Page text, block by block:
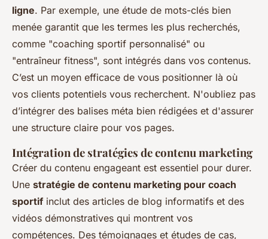
ligne. Par exemple, une étude de mots-clés bien
menée garantit que les termes les plus recherchés,
comme "coaching sportif personnalisé" ou
"entraîneur fitness", sont intégrés dans vos contenus.
C’est un moyen efficace de vous positionner là où
vos clients potentiels vous recherchent. N'oubliez pas
d’intégrer des balises méta bien rédigées et d'assurer
une structure claire pour vos pages.
Intégration de stratégies de contenu marketing
Créer du contenu engageant est essentiel pour durer.
Une stratégie de contenu marketing pour coach
sportif inclut des articles de blog informatifs et des
vidéos démonstratives qui montrent vos
compétences. Des témoignages et études de cas,